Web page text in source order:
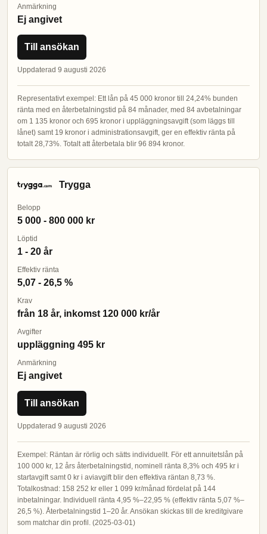
Anmärkning
Ej angivet
Till ansökan
Uppdaterad 9 augusti 2026
Representativt exempel: Ett lån på 45 000 kronor till 24,24% bunden
ränta med en återbetalningstid på 84 månader, med 84 avbetalningar
om 1 135 kronor och 695 kronor i uppläggningsavgift (som läggs till
lånet) samt 19 kronor i administrationsavgift, ger en effektiv ränta på
totalt 28,73%. Totalt att återbetala blir 96 894 kronor.
Trygga
Belopp
5 000 - 800 000 kr
Löptid
1 - 20 år
Effektiv ränta
5,07 - 26,5 %
Krav
från 18 år, inkomst 120 000 kr/år
Avgifter
uppläggning 495 kr
Anmärkning
Ej angivet
Till ansökan
Uppdaterad 9 augusti 2026
Exempel: Räntan är rörlig och sätts individuellt. För ett annuitetslån på
100 000 kr, 12 års återbetalningstid, nominell ränta 8,3% och 495 kr i
startavgift samt 0 kr i aviavgift blir den effektiva räntan 8,73 %.
Totalkostnad: 158 252 kr eller 1 099 kr/månad fördelat på 144
inbetalningar. Individuell ränta 4,95 %–22,95 % (effektiv ränta 5,07 %–
26,5 %). Återbetalningstid 1–20 år. Ansökan skickas till de kreditgivare
som matchar din profil. (2025-03-01)